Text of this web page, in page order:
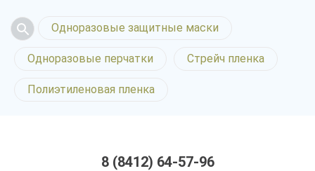
Одноразовые защитные маски
Одноразовые перчатки Стрейч пленка
Полиэтиленовая пленка
8 (8412) 64-57-96